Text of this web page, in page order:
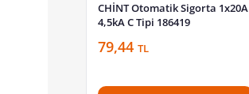
CHİNT Otomatik Sigorta 1x20A
4,5kA C Tipi 186419
79,44 TL